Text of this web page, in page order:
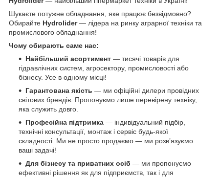
Шукаєте потужне обладнання, яке працює безвідмовно?
Обирайте Hydrolider— лідера на ринку аграрної техніки та
промислового обладнання!
Чому обирають саме нас:
Найбільший асортимент — тисячі товарів для
гідравлічних систем, агросектору, промисловості або
бізнесу. Усе в одному місці!
Гарантована якість — ми офіційні дилери провідних
світових брендів. Пропонуємо лише перевірену техніку,
яка служить довго.
Професійна підтримка — індивідуальний підбір,
технічні консультації, монтаж і сервіс будь-якої
складності. Ми не просто продаємо — ми розв’язуємо
ваші задачі!
Для бізнесу та приватних осіб — ми пропонуємо
ефективні рішення як для підприємств, так і для